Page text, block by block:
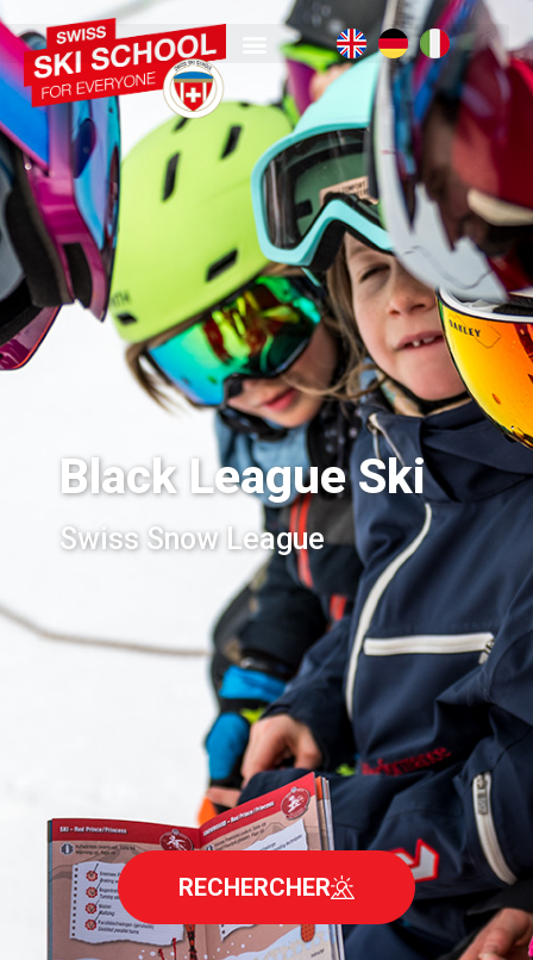
Black League Ski
Swiss Snow League
RECHERCHER